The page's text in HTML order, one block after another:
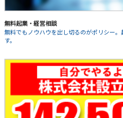
無料起業・経営相談
無料でもノウハウを出し切るのがポリシー
す。